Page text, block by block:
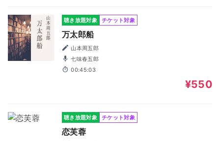
聴き放題対象 チケット対象
万太郎船
山本周五郎
七味春五郎
00:45:03
¥550
聴き放題対象 チケット対象
恋芙蓉